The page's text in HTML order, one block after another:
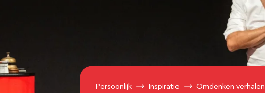
Persoonlijk Inspiratie Omdenken verhalen